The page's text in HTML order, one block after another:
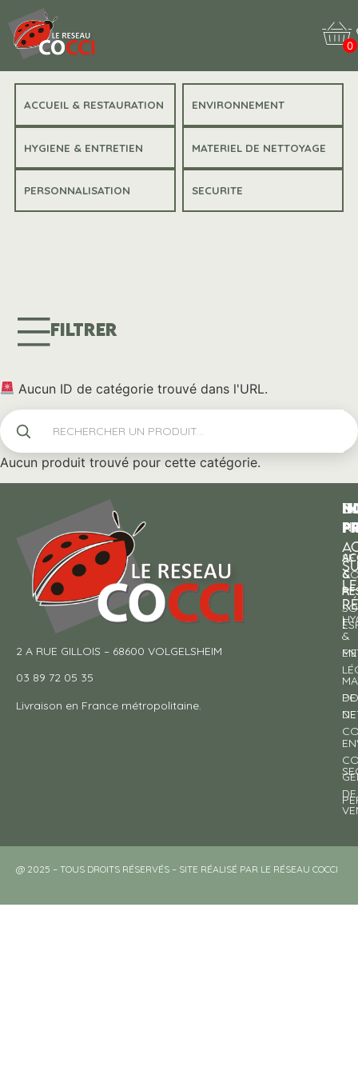
0
ACCUEIL & RESTAURATION ENVIRONNEMENT
HYGIENE & ENTRETIEN MATERIEL DE NETTOYAGE
PERSONNALISATION SECURITE
FILTRER
Aucun ID de catégorie trouvé dans l'URL.
Aucun produit trouvé pour cette catégorie.
2 A RUE GILLOIS – 68600 VOLGELSHEIM
03 89 72 05 35
Livraison en France métropolitaine.
&
&
DE
SE
À
DE
DE
!
@ 2025 – TOUS DROITS RÉSERVÉS – SITE RÉALISÉ PAR LE RÉSEAU COCCI